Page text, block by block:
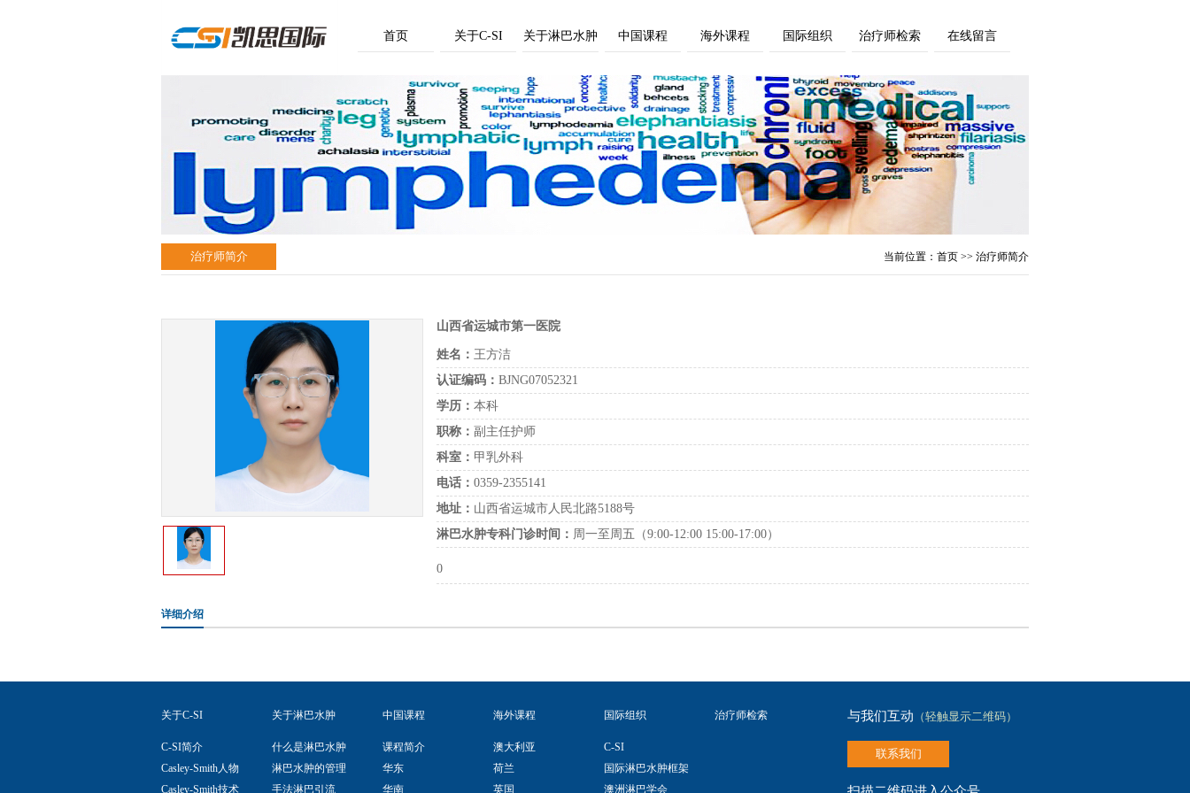
首页 关于C-SI 关于淋巴水肿 中国课程 海外课程 国际组织 治疗师检索 在线留言
治疗师简介 当前位置： 首页 >> 治疗师简介
山西省运城市第一医院
姓名： 王方洁
认证编码： BJNG07052321
学历： 本科
职称： 副主任护师
科室： 甲乳外科
电话： 0359-2355141
地址： 山西省运城市人民北路5188号
淋巴水肿专科门诊时间： 周一至周五（9:00-12:00 15:00-17:00）
0
详细介绍
关于C-SI
C-SI简介
Casley-Smith人物
Casley-Smith技术
关于淋巴水肿
什么是淋巴水肿
淋巴水肿的管理
手法淋巴引流
中国课程
课程简介
华东
华南
海外课程
澳大利亚
荷兰
英国
国际组织
C-SI
国际淋巴水肿框架
澳洲淋巴学会
治疗师检索 与我们互动 （轻触显示二维码）
联系我们